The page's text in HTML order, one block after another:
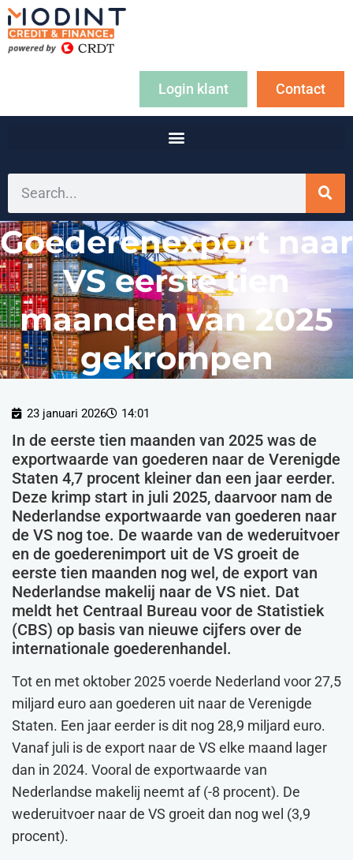
Login klant Contact
Goederenexport naar
VS eerste tien
maanden van 2025
gekrompen
23 januari 2026 14:01
In de eerste tien maanden van 2025 was de
exportwaarde van goederen naar de Verenigde
Staten 4,7 procent kleiner dan een jaar eerder.
Deze krimp start in juli 2025, daarvoor nam de
Nederlandse exportwaarde van goederen naar
de VS nog toe. De waarde van de wederuitvoer
en de goederenimport uit de VS groeit de
eerste tien maanden nog wel, de export van
Nederlandse makelij naar de VS niet. Dat
meldt het Centraal Bureau voor de Statistiek
(CBS) op basis van nieuwe cijfers over de
internationale goederenhandel.
Tot en met oktober 2025 voerde Nederland voor 27,5
miljard euro aan goederen uit naar de Verenigde
Staten. Een jaar eerder is dit nog 28,9 miljard euro.
Vanaf juli is de export naar de VS elke maand lager
dan in 2024. Vooral de exportwaarde van
Nederlandse makelij neemt af (-8 procent). De
wederuitvoer naar de VS groeit dan nog wel (3,9
procent).